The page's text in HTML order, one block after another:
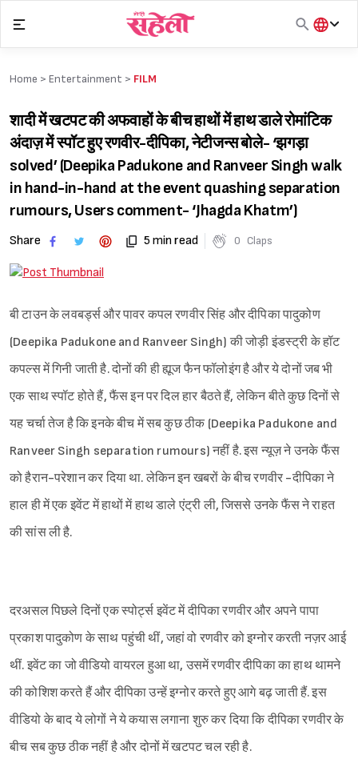
content
हिंदी
Home > Entertainment > FILM
शादी में खटपट की अफवाहों के बीच हाथों में हाथ डाले रोमांटिक
अंदाज़ में स्पॉट हुए रणवीर-दीपिका, नेटीजन्स बोले- ‘झगड़ा
solved’ (Deepika Padukone and Ranveer Singh walk
in hand-in-hand at the event quashing separation
rumours, Users comment- ‘Jhagda Khatm’)
Share 5 min read 0 Claps
बी टाउन के लवबर्ड्स और पावर कपल रणवीर सिंह और दीपिका पादुकोण
(Deepika Padukone and Ranveer Singh) की जोड़ी इंडस्ट्री के हॉट
कपल्स में गिनी जाती है. दोनों की ही ह्यूज फैन फॉलोइंग है और ये दोनों जब भी
एक साथ स्पॉट होते हैं, फैंस इन पर दिल हार बैठते हैं, लेकिन बीते कुछ दिनों से
यह चर्चा तेज है कि इनके बीच में सब कुछ ठीक (Deepika Padukone and
Ranveer Singh separation rumours) नहीं है. इस न्यूज़ ने उनके फैंस
को हैरान-परेशान कर दिया था. लेकिन इन खबरों के बीच रणवीर -दीपिका ने
हाल ही में एक इवेंट में हाथों में हाथ डाले एंट्री ली, जिससे उनके फैंस ने राहत
की सांस ली है.
दरअसल पिछले दिनों एक स्पोर्ट्स इवेंट में दीपिका रणवीर और अपने पापा
प्रकाश पादुकोण के साथ पहुंची थीं, जहां वो रणवीर को इग्नोर करती नज़र आई
थीं. इवेंट का जो वीडियो वायरल हुआ था, उसमें रणवीर दीपिका का हाथ थामने
की कोशिश करते हैं और दीपिका उन्हें इग्नोर करते हुए आगे बढ़ जाती हैं. इस
वीडियो के बाद ये लोगों ने ये कयास लगाना शुरु कर दिया कि दीपिका रणवीर के
बीच सब कुछ ठीक नहीं है और दोनों में खटपट चल रही है.